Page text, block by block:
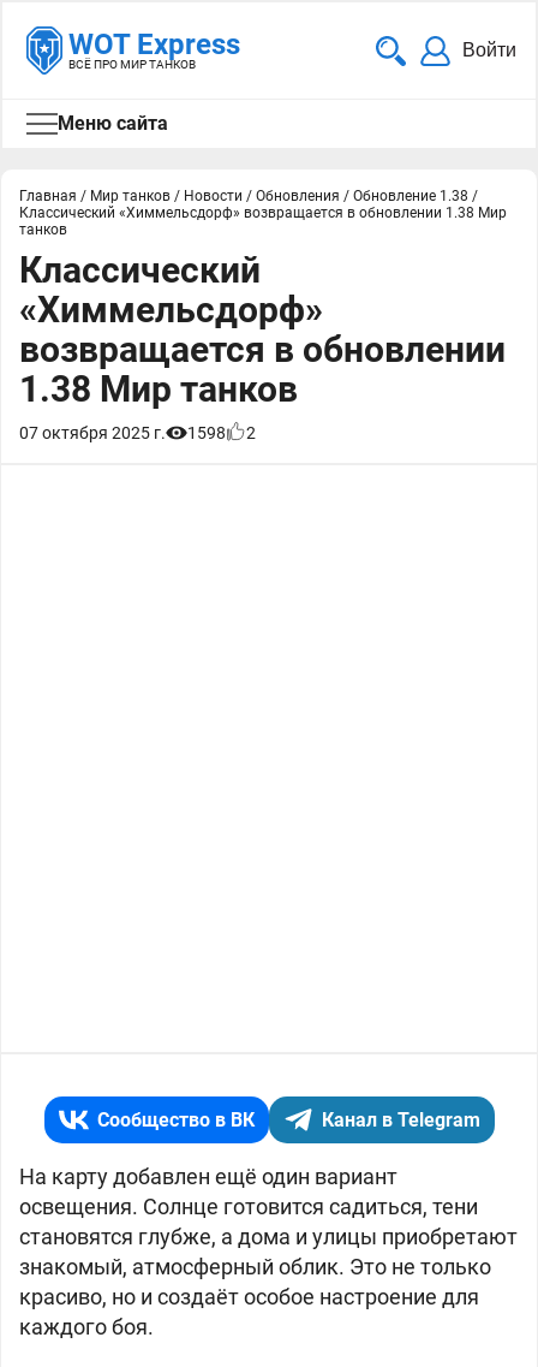
WOT Express
ВСЁ ПРО МИР ТАНКОВ
Войти
Меню сайта
Главная / Мир танков / Новости / Обновления / Обновление 1.38 /
Классический «Химмельсдорф» возвращается в обновлении 1.38 Мир
танков
Классический
«Химмельсдорф»
возвращается в обновлении
1.38 Мир танков
07 октября 2025 г. 1598 2
Сообщество в ВК Канал в Telegram
На карту добавлен ещё один вариант
освещения. Солнце готовится садиться, тени
становятся глубже, а дома и улицы приобретают
знакомый, атмосферный облик. Это не только
красиво, но и создаёт особое настроение для
каждого боя.